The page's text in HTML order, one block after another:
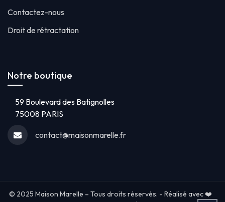
Contactez-nous
Droit de rétractation
Notre boutique
59 Boulevard des Batignolles
75008 PARIS
contact@maisonmarelle.fr
© 2025 Maison Marelle – Tous droits réservés. - Réalisé avec ❤️